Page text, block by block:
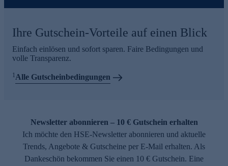
Ihre Gutschein-Vorteile auf einen Blick
Einfach einlösen und sofort sparen. Faire Bedingungen und
volle Transparenz.
1Alle Gutscheinbedingungen
Newsletter abonnieren – 10 € Gutschein erhalten
Ich möchte den HSE-Newsletter abonnieren und aktuelle
Trends, Angebote & Gutscheine per E-Mail erhalten. Als
Dankeschön bekommen Sie einen 10 € Gutschein. Eine